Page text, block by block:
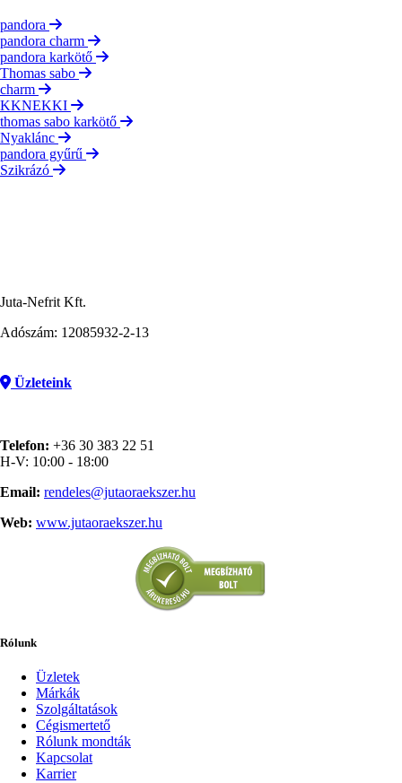
pandora
pandora charm
pandora karkötő
Thomas sabo
charm
KKNEKKI
thomas sabo karkötő
Nyaklánc
pandora gyűrű
Szikrázó
Juta-Nefrit Kft.
Adószám: 12085932-2-13
Üzleteink
Telefon: +36 30 383 22 51
H-V: 10:00 - 18:00
Email: rendeles@jutaoraekszer.hu
Web: www.jutaoraekszer.hu
Rólunk
Üzletek
Márkák
Szolgáltatások
Cégismertető
Rólunk mondták
Kapcsolat
Karrier